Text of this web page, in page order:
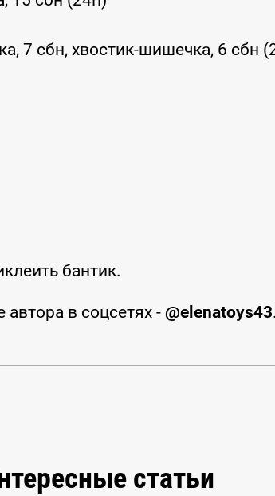
7 сбн, хвостик-шишечка, 6 сбн
бантик.
в соцсетях - @elenatoys43.
статьи